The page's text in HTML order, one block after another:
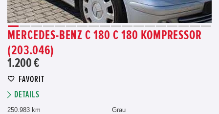
MERCEDES-BENZ C 180 C 180 KOMPRESSOR
(203.046)
1.200 €
FAVORIT
DETAILS
250.983 km
Grau